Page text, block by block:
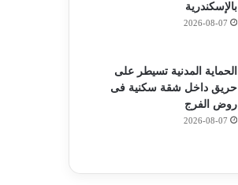
بالإسكندرية
2026-08-07
الحماية المدنية تسيطر على
حريق داخل شقة سكنية فى
روض الفرج
2026-08-07